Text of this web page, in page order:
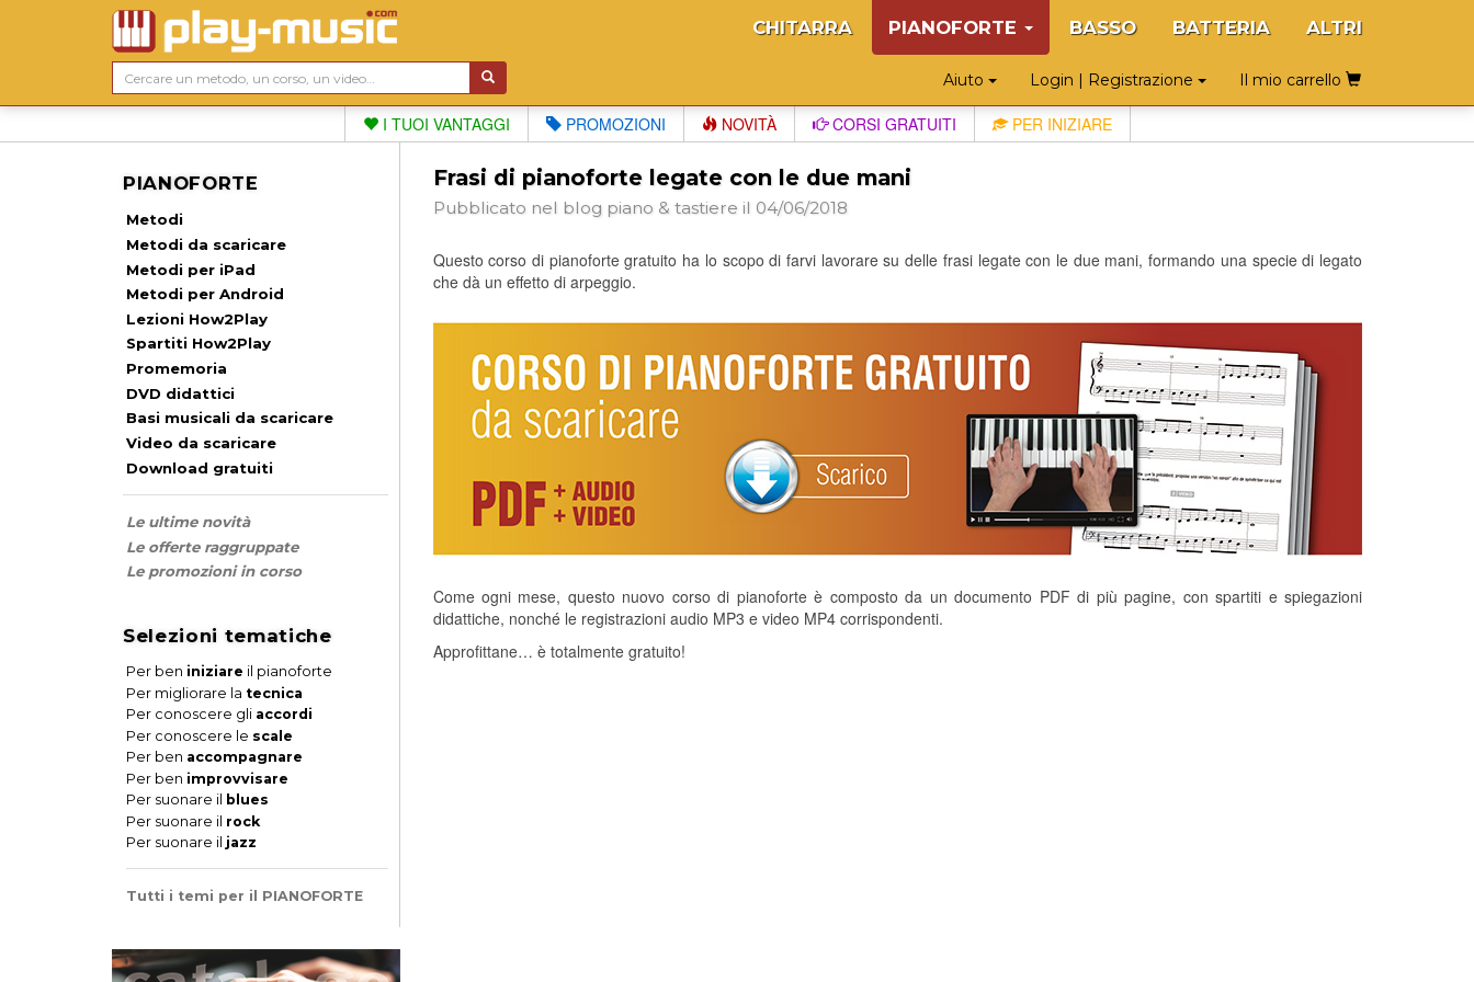
CHITARRA PIANOFORTE BASSO BATTERIA ALTRI
Aiuto Login | Registrazione Il mio carrello
I TUOI VANTAGGI PROMOZIONI NOVITÀ CORSI GRATUITI PER INIZIARE
PIANOFORTE
Metodi
Metodi da scaricare
Metodi per iPad
Metodi per Android
Lezioni How2Play
Spartiti How2Play
Promemoria
DVD didattici
Basi musicali da scaricare
Video da scaricare
Download gratuiti
Le ultime novità
Le offerte raggruppate
Le promozioni in corso
Selezioni tematiche
Per ben iniziare il pianoforte
Per migliorare la tecnica
Per conoscere gli accordi
Per conoscere le scale
Per ben accompagnare
Per ben improvvisare
Per suonare il blues
Per suonare il rock
Per suonare il jazz
Tutti i temi per il PIANOFORTE
Frasi di pianoforte legate con le due mani
Pubblicato nel blog piano & tastiere il 04/06/2018
Questo corso di pianoforte gratuito ha lo scopo di farvi lavorare su delle frasi legate con le due mani, formando una specie di legato
che dà un effetto di arpeggio.
Come ogni mese, questo nuovo corso di pianoforte è composto da un documento PDF di più pagine, con spartiti e spiegazioni
didattiche, nonché le registrazioni audio MP3 e video MP4 corrispondenti.
Approfittane… è totalmente gratuito!